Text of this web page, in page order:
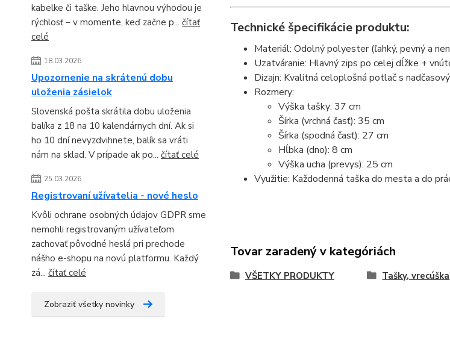
kabelke či taške. Jeho hlavnou výhodou je
rýchlosť – v momente, keď začne p... čítať
celé
18.03.2026
Upozornenie na skrátenú dobu
uloženia zásielok
Slovenská pošta skrátila dobu uloženia
balíka z 18 na 10 kalendárnych dní. Ak si
ho 10 dní nevyzdvihnete, balík sa vráti
nám na sklad. V prípade ak po... čítať celé
25.03.2026
Registrovaní užívatelia - nové heslo
Kvôli ochrane osobných údajov GDPR sme
nemohli registrovaným užívateľom
zachovať pôvodné heslá pri prechode
nášho e-shopu na novú platformu. Každý
zá... čítať celé
Zobraziť všetky novinky
Technické špecifikácie produktu:
Materiál: Odolný polyester (ľahký, pevný a
Uzatváranie: Hlavný zips po celej dĺžke +
Dizajn: Kvalitná celoplošná potlač s
Rozmery:
Výška tašky: 37 cm
Šírka (vrchná časť): 35 cm
Šírka (spodná časť): 27 cm
Hĺbka (dno): 8 cm
Výška ucha (prevys): 25 cm
Využitie: Každodenná taška do mesta a do
Tovar zaradený v kategóriách
VŠETKY PRODUKTY Tašky, vrecúška